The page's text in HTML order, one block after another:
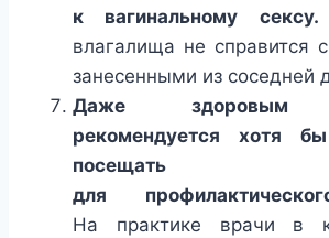
к вагинальному сексу.
влагалища не справится
занесенными из соседней
Даже здоровым
рекомендуется хотя
посещать
для
На практике врачи в